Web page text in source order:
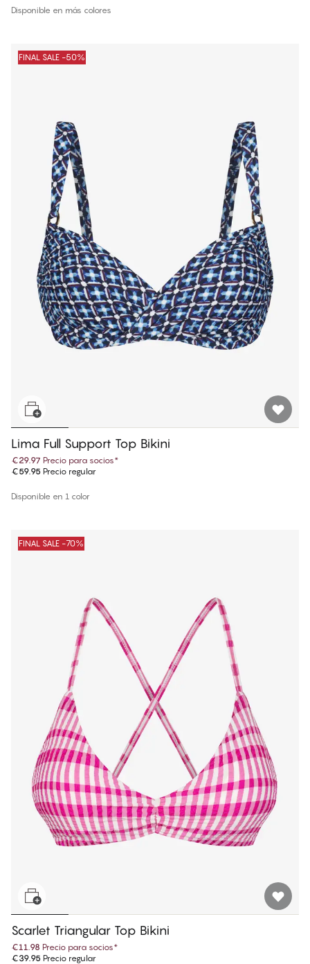
Disponible en más colores
FINAL SALE -50%
Lima Full Support Top Bikini
€29.97 Precio para socios*
€59.95 Precio regular
Disponible en 1 color
FINAL SALE -70%
Scarlet Triangular Top Bikini
€11.98 Precio para socios*
€39.95 Precio regular